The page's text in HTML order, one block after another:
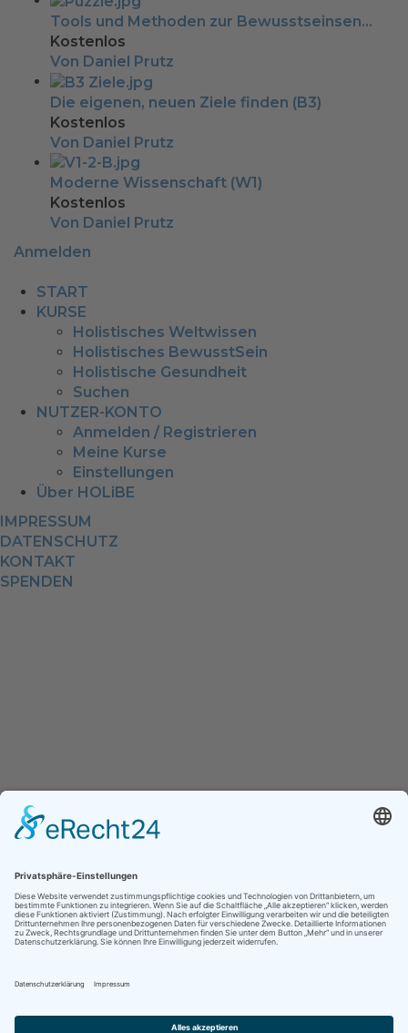
Tools und Methoden zur Bewusstseinsen...
Kostenlos
Von Daniel Prutz
Die eigenen, neuen Ziele finden (B3)
Kostenlos
Von Daniel Prutz
Moderne Wissenschaft (W1)
Kostenlos
Von Daniel Prutz
Anmelden
START
KURSE
Holistisches Weltwissen
Holistisches BewusstSein
Holistische Gesundheit
Suchen
NUTZER-KONTO
Anmelden / Registrieren
Meine Kurse
Einstellungen
Über HOLiBE
IMPRESSUM
DATENSCHUTZ
KONTAKT
SPENDEN
Ich bin mit der Speicherung und Verarbeitung meiner
Datenschutzerklärung
Angemeldet bleiben
Anmelden Registrieren
Link zum Zurücksetzen des Passworts gesendet